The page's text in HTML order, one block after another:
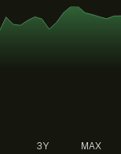
3Y MAX